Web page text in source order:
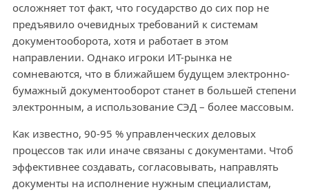
осложняет тот факт, что государство до сих пор не
предъявило очевидных требований к системам
документооборота, хотя и работает в этом
направлении. Однако игроки ИТ-рынка не
сомневаются, что в ближайшем будущем электронно-
бумажный документооборот станет в большей степени
электронным, а использование СЭД – более массовым.
Как известно, 90-95 % управленческих деловых
процессов так или иначе связаны с документами. Чтоб
эффективнее создавать, согласовывать, направлять
документы на исполнение нужным специалистам,